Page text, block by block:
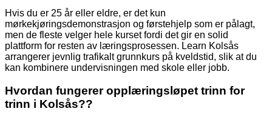
Hvis du er 25 år eller eldre, er det kun
mørkekjøringsdemonstrasjon og førstehjelp som er pålagt,
men de fleste velger hele kurset fordi det gir en solid
plattform for resten av læringsprosessen. Learn Kolsås
arrangerer jevnlig trafikalt grunnkurs på kveldstid, slik at du
kan kombinere undervisningen med skole eller jobb.
Hvordan fungerer opplæringsløpet trinn for
trinn i Kolsås??